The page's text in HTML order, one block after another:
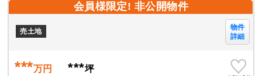
会員様限定! 非公開物件
売土地
物件
詳細
***万円 ***坪